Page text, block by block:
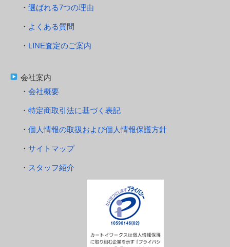
選ばれる7つの理由
よくある質問
LINE査定のご案内
会社案内
会社概要
特定商取引法に基づく表記
個人情報の取扱および個人情報保護方針
サイトマップ
スタッフ紹介